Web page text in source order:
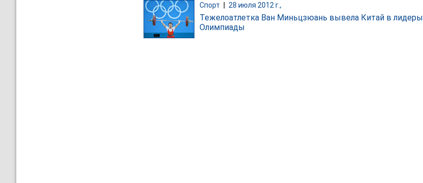
Спорт | 28 июля 2012 г.,
Тежелоатлетка Ван Миньцзюань вывела Китай в лидеры
Олимпиады